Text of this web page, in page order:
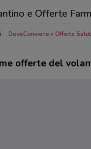
e Offerte
DoveConviene Offerte
offerte del